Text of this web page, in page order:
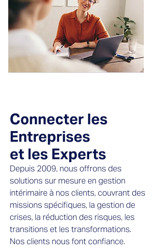
Connecter les
Entreprises
et les Experts
Depuis 2009, nous offrons des
solutions sur mesure en gestion
intérimaire à nos clients, couvrant des
missions spécifiques, la gestion de
crises, la réduction des risques, les
transitions et les transformations.
Nos clients nous font confiance.